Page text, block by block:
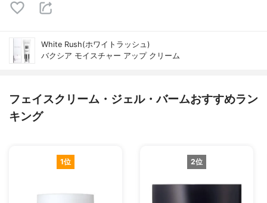
White Rush(ホワイトラッシュ)
バクシア モイスチャー アップ クリーム
フェイスクリーム・ジェル・バームおすすめラン
キング
1位 2位